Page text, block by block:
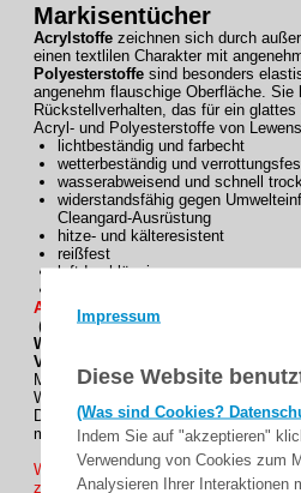
Impressum
Diese Website
(Was sind Cookies?
Indem Sie auf "akzeptieren"
Verwendung von Cookies zum
Analysieren Ihrer Interaktionen
Markisentücher
Acrylstoffe zeichnen sich durch
einen textlilen Charakter mit
Polyesterstoffe sind besonders
angenehm flauschige Oberfläche. Sie
Rückstellverhalten, das für ein glattes
Acryl- und Polyesterstoffe von
lichtbeständig und farbecht
wetterbeständig und
wasserabweisend und schnell
widerstandsfähig gegen
Cleangard-Ausrüstung
hitze- und kälteresistent
reißfest
luftdurchlässig
Alle Nähte mit GORE Tenara
( = besonders UV- bestädig und
Wir empfehlen zu diesem Dessin:
Volant Form 2
Manche Markisenmodelle sind nur mit
Wählen Sie aus unseren 4
Der Volant wird passend zum
mit dem farblich abgestimmten
Wünschen Sie ihre Markisentuch mit
zur Auswahl mit ein höhe von 20